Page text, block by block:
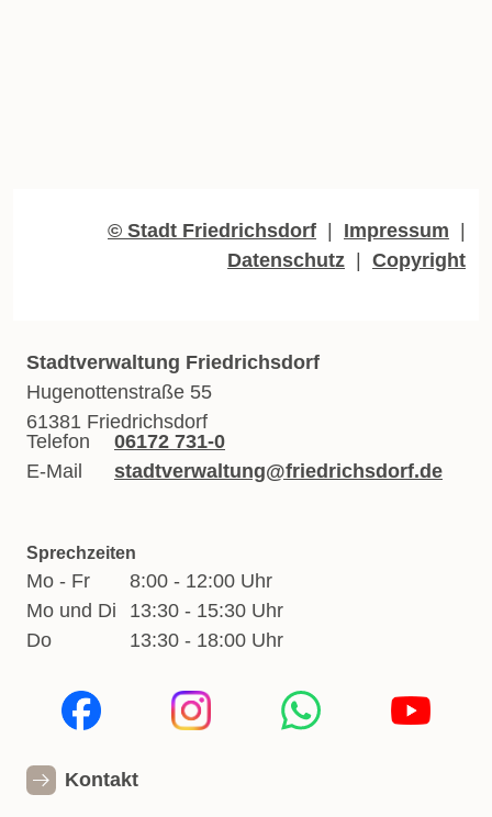
© Stadt Friedrichsdorf Impressum
Datenschutz
Copyright
Stadtverwaltung Friedrichsdorf
Hugenottenstraße 55
61381 Friedrichsdorf
Telefon
06172 731-0
E-Mail
stadtverwaltung@friedrichsdorf.de
Sprechzeiten
Mo - Fr
8:00 - 12:00 Uhr
Mo und Di
13:30 - 15:30 Uhr
Do
13:30 - 18:00 Uhr
Kontakt